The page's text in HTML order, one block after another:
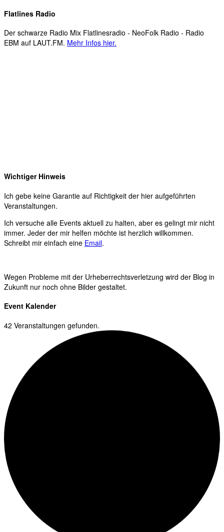
Flatlines Radio
Der schwarze Radio Mix Flatlinesradio - NeoFolk Radio - Radio
EBM auf LAUT.FM. Mehr Infos hier.
Wichtiger Hinweis
Ich gebe keine Garantie auf Richtigkeit der hier aufgeführten
Veranstaltungen.
Ich versuche alle Events aktuell zu halten, aber es gelingt mir nicht
immer. Jeder der mir helfen möchte ist herzlich willkommen.
Schreibt mir einfach eine Email.
Wegen Probleme mit der Urheberrechtsverletzung wird der Blog in
Zukunft nur noch ohne Bilder gestaltet.
Event Kalender
42 Veranstaltungen gefunden.